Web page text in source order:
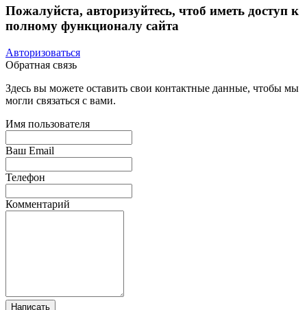
Пожалуйста, авторизуйтесь, чтоб иметь доступ к
полному функционалу сайта
Авторизоваться
Обратная связь
Здесь вы можете оставить свои контактные данные, чтобы мы
могли связаться с вами.
Имя пользователя
Ваш Email
Телефон
Комментарий
Написать